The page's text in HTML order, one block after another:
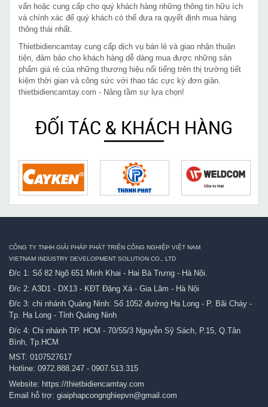
vấn hoặc cung cấp cho quý khách hàng những thông tin hữu ích
và chính xác để quý khách có thể đưa ra quyết định mua hàng
thông thái nhất.
Thietbidiencamtay cung cấp dịch vụ bán lẻ và giao nhận thuận
tiện, đảm bảo cho khách hàng dễ dàng mua được những sản
phẩm giá rẻ của những thương hiệu nổi tiếng trên thị trường tiết
kiệm thời gian và công sức với thao tác cực kỳ đơn giản.
thietbidiencamtay.com - Nâng tầm sự lựa chọn!
ĐỐI TÁC & KHÁCH HÀNG
CÔNG TY TNHH GIẢI PHÁP PHÁT TRIỂN CÔNG NGHIỆP VIỆT NAM
VIETNAM INDUSTRY DEVELOPMENT SOLUTION CO., LTD
Đ/c 1: Số 82 Ngõ 651 Minh Khai - Hai Bà Trưng - Hà Nội.
Đ/c 2: A3D1 - DX13 - KĐT Đặng Xá - Gia Lâm - Hà Nội
Đ/c 3: chi nhánh Quảng Ninh: Số 1052 đường Hạ Long - P. Bãi Cháy -
Tp. Hạ Long - Tỉnh Quảng Ninh
Đ/c 4: Chi nhánh TP. HCM - 70/55/3 Nguyễn Sỹ Sách, P.15, Q.Tân
Bình, Tp.HCM
MST: 0107527617
Hotline: 0972.888.247 - 0907.513.315
Website: https://thietbidiencamtay.com
Email hỗ trợ: giaiphapcongnghiepvn@gmail.com